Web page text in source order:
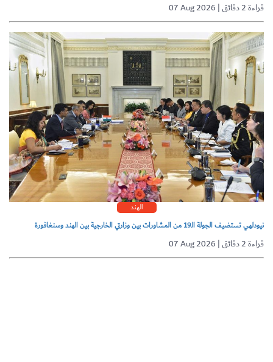
07 Aug 2026 | قراءة 2 دقائق
الهند
نيودلهي تستضيف الجولة الـ19 من المشاورات بين وزارتي الخارجية بين الهند وسنغافورة
07 Aug 2026 | قراءة 2 دقائق